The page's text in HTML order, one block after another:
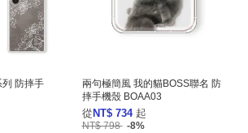
防摔手
兩句極簡風 我的貓BOSS聯名 防
摔手機殼 BOAA03
從 NT$ 734 起
NT$ 798 -8%